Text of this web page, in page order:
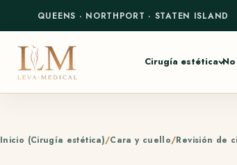
QUEENS · NORTHPORT · STATEN ISLAND
Cirugía estética
Inicio (Cirugía estética) Cara y cuello Revisión de